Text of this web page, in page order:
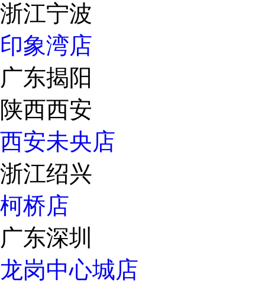
浙江宁波
印象湾店
广东揭阳
陕西西安
西安未央店
浙江绍兴
柯桥店
广东深圳
龙岗中心城店